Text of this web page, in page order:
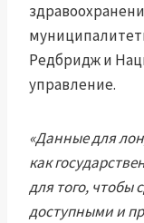
Редбридж и
управление.
«Данные для
как
для того, чтобы
доступными и